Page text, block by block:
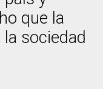
que la
sociedad